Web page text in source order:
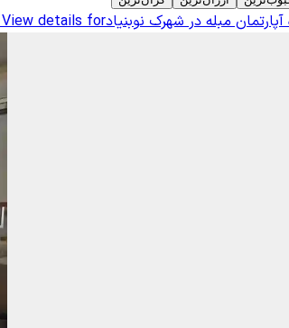
آپارتمان مبله در شهرک نوبنیادView details for